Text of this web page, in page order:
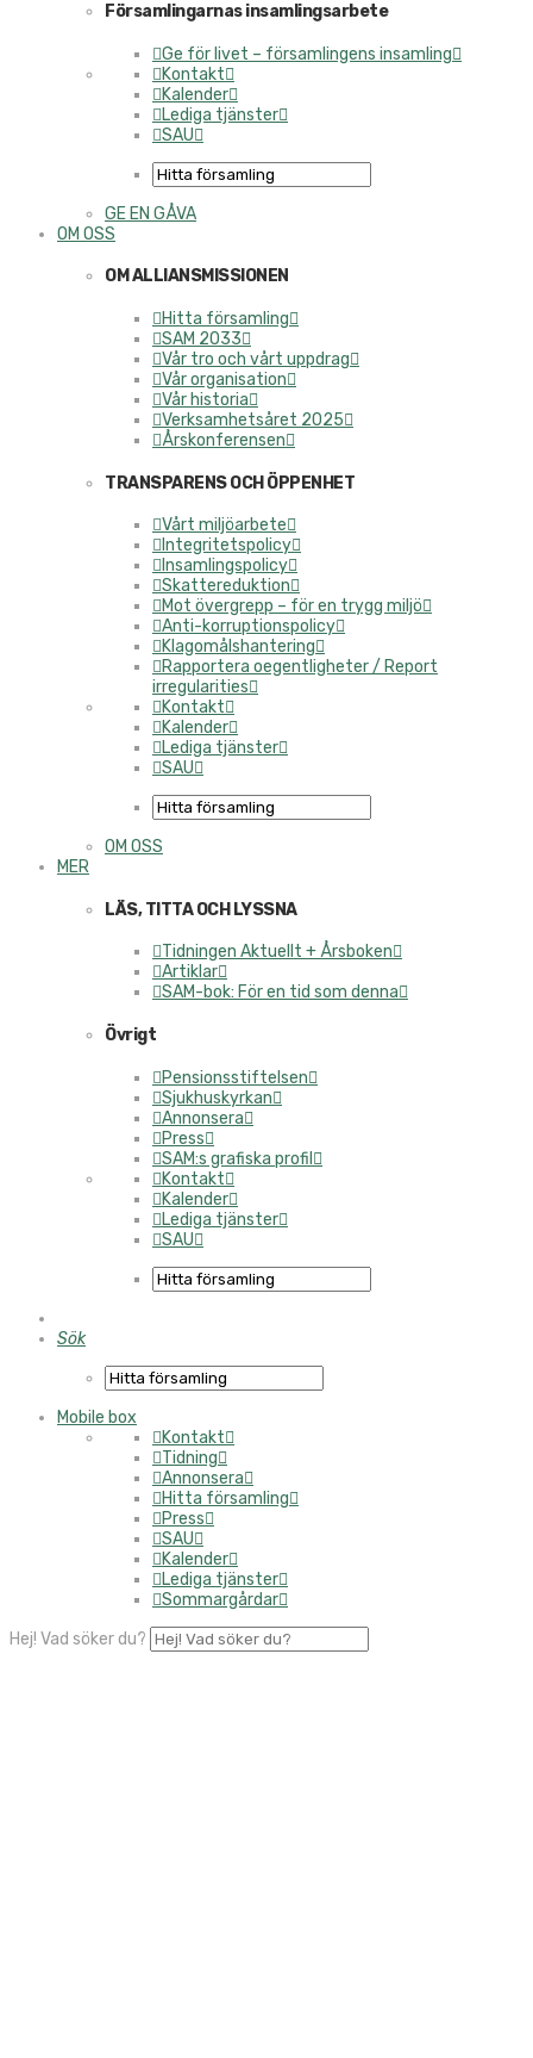
Församlingarnas insamlingsarbete
Ge för livet – församlingens insamling
Kontakt
Kalender
Lediga tjänster
SAU
GE EN GÅVA
OM OSS
OM ALLIANSMISSIONEN
Hitta församling
SAM 2033
Vår tro och vårt uppdrag
Vår organisation
Vår historia
Verksamhetsåret 2025
Årskonferensen
TRANSPARENS OCH ÖPPENHET
Vårt miljöarbete
Integritetspolicy
Insamlingspolicy
Skattereduktion
Mot övergrepp – för en trygg miljö
Anti-korruptionspolicy
Klagomålshantering
Rapportera oegentligheter / Report
irregularities
Kontakt
Kalender
Lediga tjänster
SAU
OM OSS
MER
LÄS, TITTA OCH LYSSNA
Tidningen Aktuellt + Årsboken
Artiklar
SAM-bok: För en tid som denna
Övrigt
Pensionsstiftelsen
Sjukhuskyrkan
Annonsera
Press
SAM:s grafiska profil
Kontakt
Kalender
Lediga tjänster
SAU
Sök
Mobile box
Kontakt
Tidning
Annonsera
Hitta församling
Press
SAU
Kalender
Lediga tjänster
Sommargårdar
Hej! Vad söker du?